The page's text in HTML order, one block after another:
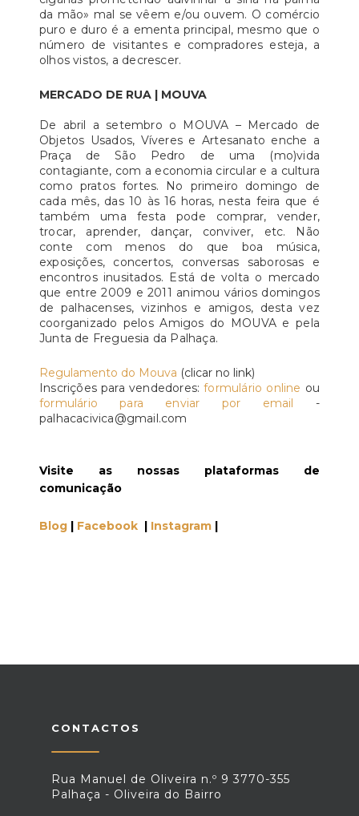
da mão» mal se vêem e/ou ouvem. O comércio
puro e duro é a ementa principal, mesmo que o
número de visitantes e compradores esteja, a
olhos vistos, a decrescer.
MERCADO DE RUA | MOUVA
De abril a setembro o MOUVA – Mercado de
Objetos Usados, Víveres e Artesanato enche a
Praça de São Pedro de uma (mo)vida
contagiante, com a economia circular e a cultura
como pratos fortes. No primeiro domingo de
cada mês, das 10 às 16 horas, nesta feira que é
também uma festa pode comprar, vender,
trocar, aprender, dançar, conviver, etc. Não
conte com menos do que boa música,
exposições, concertos, conversas saborosas e
encontros inusitados. Está de volta o mercado
que entre 2009 e 2011 animou vários domingos
de palhacenses, vizinhos e amigos, desta vez
coorganizado pelos Amigos do MOUVA e pela
Junta de Freguesia da Palhaça.
Regulamento do Mouva (clicar no link)
Inscrições para vendedores:formulário online ou
formulário para enviar por email -
palhacacivica@gmail.com
Visite as nossas plataformas de
comunicação
Blog | Facebook | Instagram |
CONTACTOS
Rua Manuel de Oliveira n.º 9 3770-355
Palhaça - Oliveira do Bairro